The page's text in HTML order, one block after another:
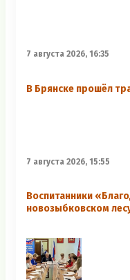
7 августа 2026, 16:35
В Брянске прошёл
7 августа 2026, 15:55
Воспитанники
новозыбковском